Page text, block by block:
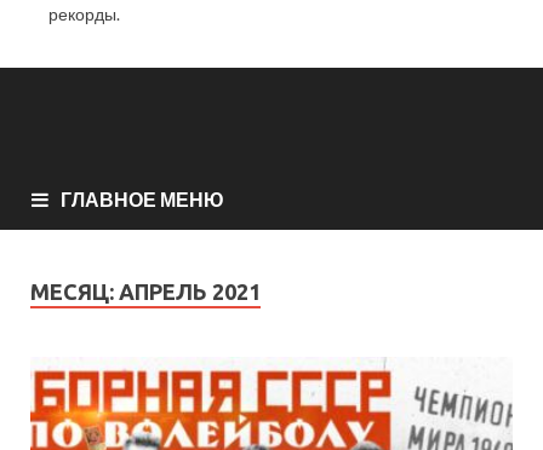
рекорды.
ГЛАВНОЕ МЕНЮ
МЕСЯЦ: АПРЕЛЬ 2021